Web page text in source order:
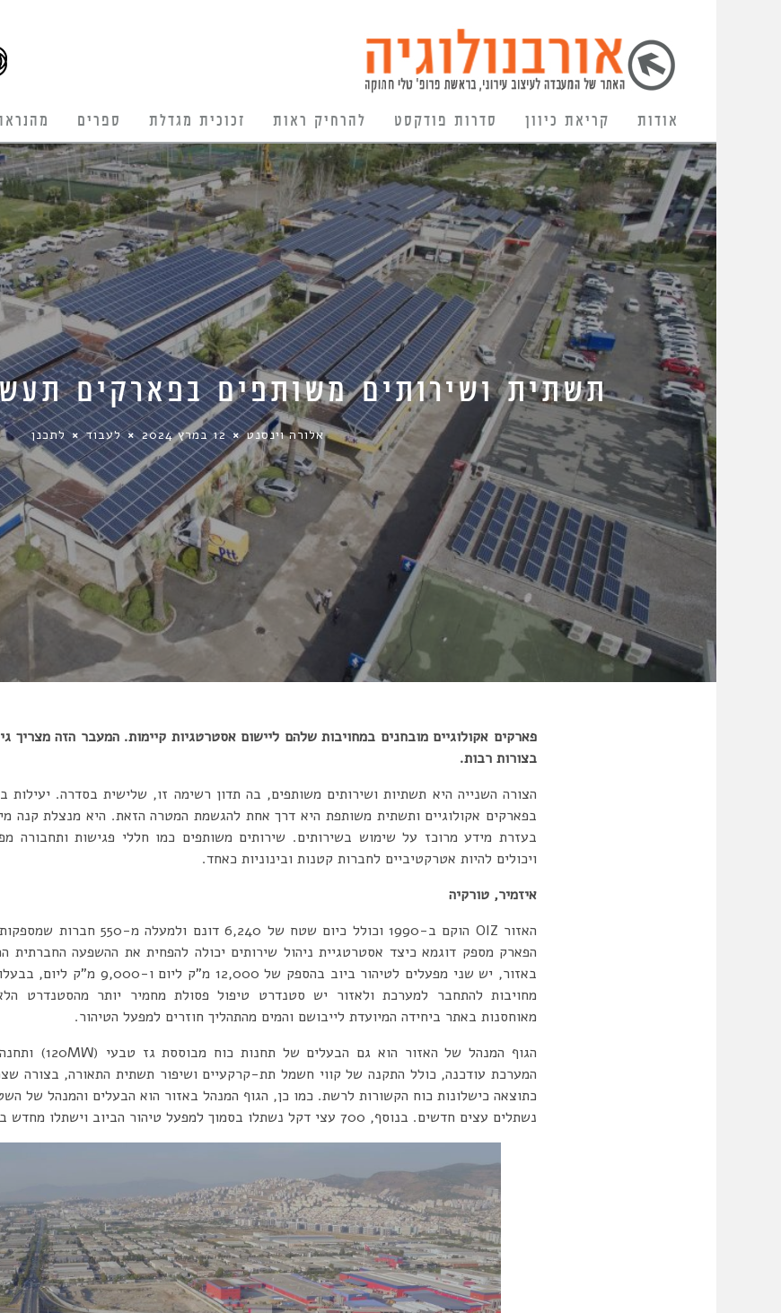
אודות קריאת כיוון סדרות פודקסט להרחיק ראות זכוכית מגדלת ספרים
תשתית ושירותים משותפים בפארקים
אלורה וינסנט 12 במרץ 2024 לעבוד לתכנן
פארקים אקולוגיים מובחנים במחויבות שלהם ליישום אסטרטגיות קיימות. המעבר הזה מצריך
בצורות רבות.
הצורה השנייה היא תשתיות ושירותים משותפים, בה תדון רשימה זו, שלישית בסדרה. יעילות
בפארקים אקולוגיים ותשתית משותפת היא דרך אחת להגשמת המטרה הזאת. היא מנצלת קנה
בעזרת מידע מרוכז על שימוש בשירותים. שירותים משותפים כמו חללי פגישות ותחבורה
ויכולים להיות אטרקטיביים לחברות קטנות ובינוניות כאחד.
איזמיר, טורקיה
הפארק מספק דוגמא כיצד אסטרטגיית ניהול שירותים יכולה להפחית את ההשפעה החברתית
באזור, יש שני מפעלים לטיהור ביוב
מחויבות להתחבר למערכת ולאזור יש סטנדרט טיפול פסולת מחמיר יותר מהסטנדרט
מאוחסנות באתר ביחידה המיועדת לייבושם והמים מהתהליך חוזרים למפעל הטיהור.
המערכת עודכנה, כולל התקנה של קווי חשמל תת-קרקעיים ושיפור תשתית התאורה, בצורה
כתוצאה כישלונות כוח הקשורות לרשת. כמו כן, הגוף המנהל באזור הוא הבעלים והמנהל של
נשתלים עצים חדשים. בנוסף, 700 עצי דקל נשתלו בסמוך למפעל טיהור הביוב וישתלו מחדש ברחובות האזור בשנים הבאות.